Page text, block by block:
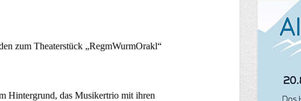
zum Theaterstück „RegmWurmOrakl“
Hintergrund, das Musikertrio mit ihren